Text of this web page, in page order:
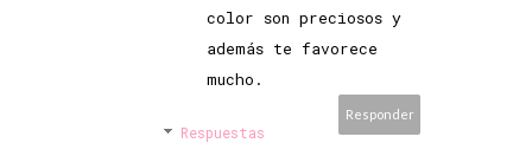
color son preciosos y
además te favorece
mucho.
Responder
Respuestas